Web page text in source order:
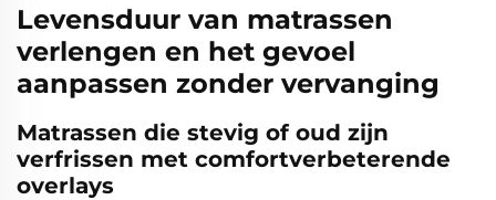
Levensduur van matrassen
verlengen en het gevoel
aanpassen zonder vervanging
Matrassen die stevig of oud zijn
verfrissen met comfortverbeterende
overlays